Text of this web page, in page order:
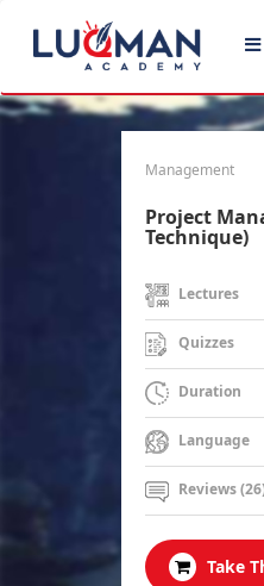
Management
Project
Technique)
Lectures
Quizzes
Duration
Language
Reviews
Take